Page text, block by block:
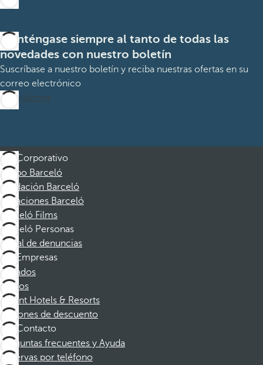
Manténgase siempre al tanto de todas las
novedades con nuestro boletín
Suscríbase a nuestro boletín y reciba nuestras ofertas en su
correo electrónico
Suscribirme
Corporativo
Grupo Barceló
Fundación Barceló
Vacaciones Barceló
Barceló Films
Barceló Personas
Canal de denuncias
Empresas
Afiliados
Socios
Dorint Hotels & Resorts
Cupones de descuento
Contacto
Preguntas frecuentes y Ayuda
Reservas por teléfono